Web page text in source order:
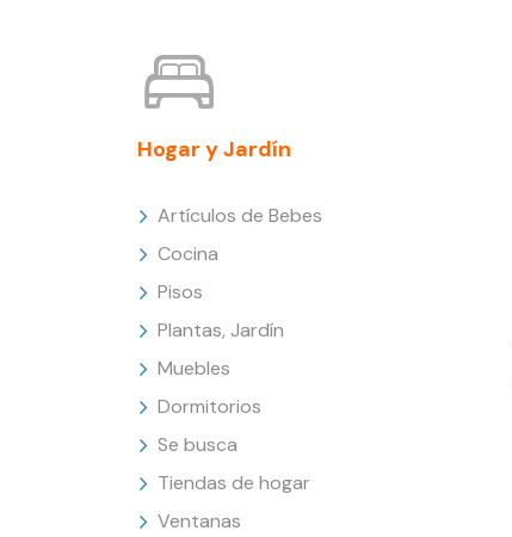
Hogar y Jardín
Artículos de Bebes
Cocina
Pisos
Plantas, Jardín
Muebles
Dormitorios
Se busca
Tiendas de hogar
Ventanas